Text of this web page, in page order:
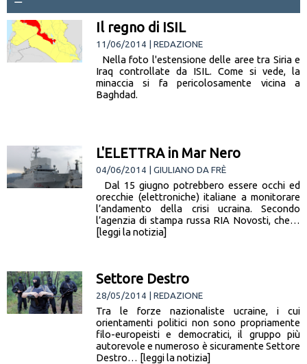
Il regno di ISIL
11/06/2014 | REDAZIONE
Nella foto l'estensione delle aree tra Siria e
Iraq controllate da ISIL. Come si vede, la
minaccia si fa pericolosamente vicina a
Baghdad.
L'ELETTRA in Mar Nero
04/06/2014 | GIULIANO DA FRÈ
Dal 15 giugno potrebbero essere occhi ed
orecchie (elettroniche) italiane a monitorare
l’andamento della crisi ucraina. Secondo
l’agenzia di stampa russa RIA Novosti, che…
[leggi la notizia]
Settore Destro
28/05/2014 | REDAZIONE
Tra le forze nazionaliste ucraine, i cui
orientamenti politici non sono propriamente
filo-europeisti e democratici, il gruppo più
autorevole e numeroso è sicuramente Settore
Destro… [leggi la notizia]